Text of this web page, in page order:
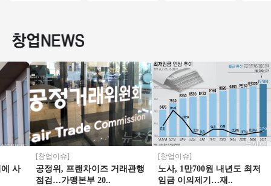
[창업이슈]
공정위, 프랜차이즈 거래관행
점검…가맹본부 20..
[창업이슈]
노사, 1만700원 내년도 최저
임금 이의제기…재..